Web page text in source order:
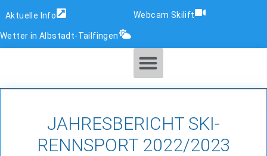
Aktuelle Info Webcam Skilift
Wetter in Albstadt-Tailfingen
JAHRESBERICHT SKI-
RENNSPORT 2022/2023